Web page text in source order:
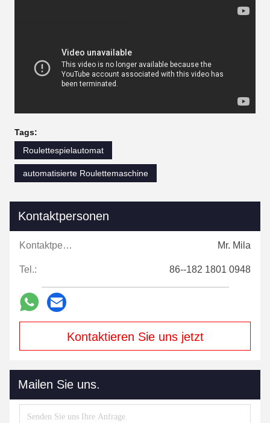
Tags:
Roulettespielautomat
automatisierte Roulettemaschine
Kontaktpersonen
Kontaktpersonen: Mr. Mila
Tel.: 86--182 1801 0948
Kontaktieren Sie uns jetzt
Mailen Sie uns.